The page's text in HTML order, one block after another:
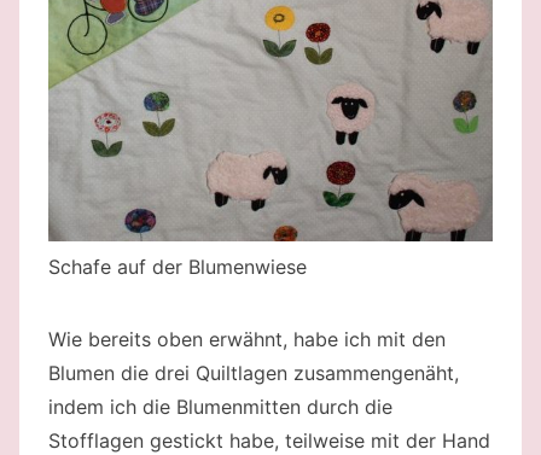
Schafe auf der Blumenwiese
Wie bereits oben erwähnt, habe ich mit den
Blumen die drei Quiltlagen zusammengenäht,
indem ich die Blumenmitten durch die
Stofflagen gestickt habe, teilweise mit der Hand